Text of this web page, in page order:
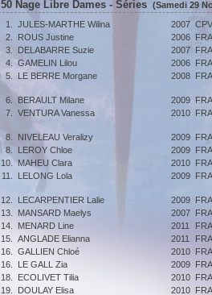
50 Nage Libre Dames - Séries (Samedi 29
1.
JULES-MARTHE Wilina 2007 CPV
2.
ROUS Justine 2006 FRA
3.
DELABARRE Suzie 2007 FRA
4.
GAMELIN Lilou 2006 FRA
5.
LE BERRE Morgane 2008 FRA
6. BERAULT Milane 2009 FRA
7.
VENTURA Vanessa 2010 FRA
8. NIVELEAU Veralizy 2009 FRA
8.
LEROY Chloe 2009 FRA
10.
MAHEU Clara 2010 FRA
11.
LELONG Lola 2009 FRA
12. LECARPENTIER Lalie 2009 FRA
13.
MANSARD Maelys 2007 FRA
14.
MENARD Line 2011
FRA
15.
ANGLADE Elianna 2011
FRA
16.
GALLIEN Chloé 2010 FRA
16.
LE GALL Zia 2009 FRA
18.
ECOLIVET Tilia 2010 FRA
19.
DOULAY Elisa 2010 FRA